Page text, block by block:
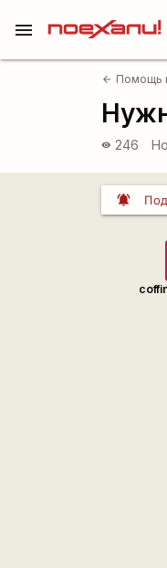
menu
arrow_back Помощь
visibility 246
notifications_active